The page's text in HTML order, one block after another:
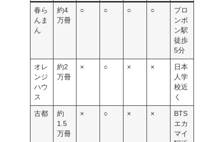
春ら
んま
ん
約4
万冊
○ ○ ○ ○
プロ
ンポ
ン駅
徒歩
5分
オレ
ンジ
ハウ
ス
約2
万冊
× ○ × ×
日本
人学
校近
く
古都
約
1.5
万冊
× ○ × ×
BTS
エカ
マイ